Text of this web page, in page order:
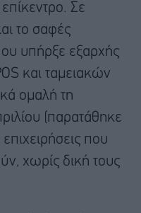
Σε
το σαφές
υπήρξε εξαρχής
και ταμειακών
ομαλή τη
(παρατάθηκε
που
χωρίς δική τους